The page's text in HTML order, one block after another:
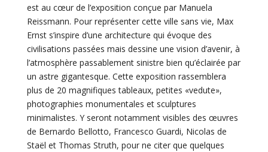
est au cœur de l’exposition conçue par Manuela
Reissmann. Pour représenter cette ville sans vie, Max
Ernst s’inspire d’une architecture qui évoque des
civilisations passées mais dessine une vision d’avenir, à
l’atmosphère passablement sinistre bien qu’éclairée par
un astre gigantesque. Cette exposition rassemblera
plus de 20 magnifiques tableaux, petites «vedute»,
photographies monumentales et sculptures
minimalistes. Y seront notamment visibles des œuvres
de Bernardo Bellotto, Francesco Guardi, Nicolas de
Staël et Thomas Struth, pour ne citer que quelques